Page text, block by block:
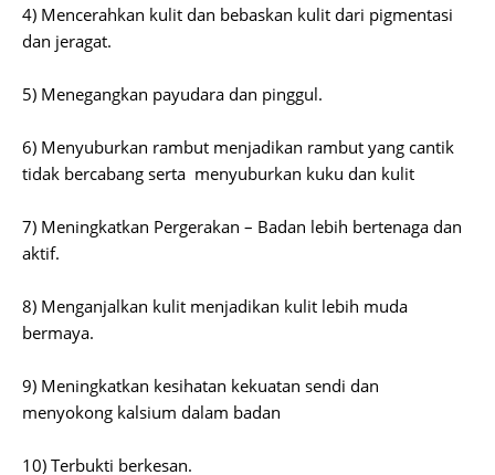
4) Mencerahkan kulit dan bebaskan kulit dari pigmentasi
dan jeragat.
5) Menegangkan payudara dan pinggul.
6) Menyuburkan rambut menjadikan rambut yang cantik
tidak bercabang serta menyuburkan kuku dan kulit
7) Meningkatkan Pergerakan – Badan lebih bertenaga dan
aktif.
8) Menganjalkan kulit menjadikan kulit lebih muda
bermaya.
9) Meningkatkan kesihatan kekuatan sendi dan
menyokong kalsium dalam badan
10) Terbukti berkesan.